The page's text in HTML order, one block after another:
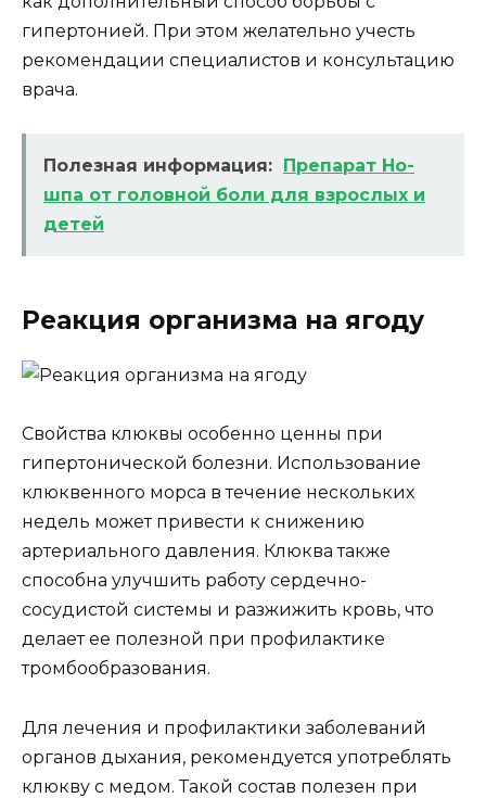
гипертонией. При этом желательно учесть
рекомендации специалистов и консультацию
врача.
Полезная информация:
Препарат Но-
шпа от головной боли для взрослых и
детей
Реакция организма на ягоду
Свойства клюквы особенно ценны при
гипертонической болезни. Использование
клюквенного морса в течение нескольких
недель может привести к снижению
артериального давления. Клюква также
способна улучшить работу сердечно-
сосудистой системы и разжижить кровь, что
делает ее полезной при профилактике
тромбообразования.
Для лечения и профилактики заболеваний
органов дыхания, рекомендуется употреблять
клюкву с медом. Такой состав полезен при